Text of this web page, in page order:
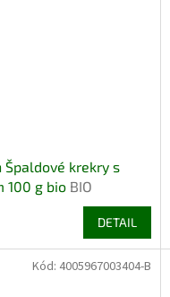
Špaldové krekry s
100 g bio BIO
DETAIL
Kód: 4005967003404-B